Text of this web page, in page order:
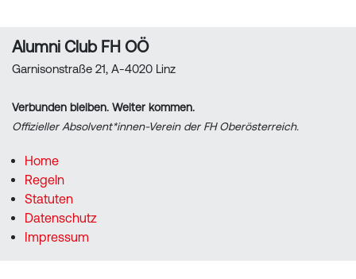
Alumni Club FH OÖ
Garnisonstraße 21, A-4020 Linz
Verbunden bleiben. Weiter kommen.
Offizieller Absolvent*innen-Verein der FH Oberösterreich.
Home
Regeln
Statuten
Datenschutz
Impressum